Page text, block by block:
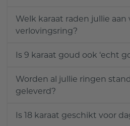
Welk karaat raden jullie aan
verlovingsring?
Is 9 karaat goud ook ‘echt
Worden al jullie ringen
geleverd?
Is 18 karaat geschikt voor